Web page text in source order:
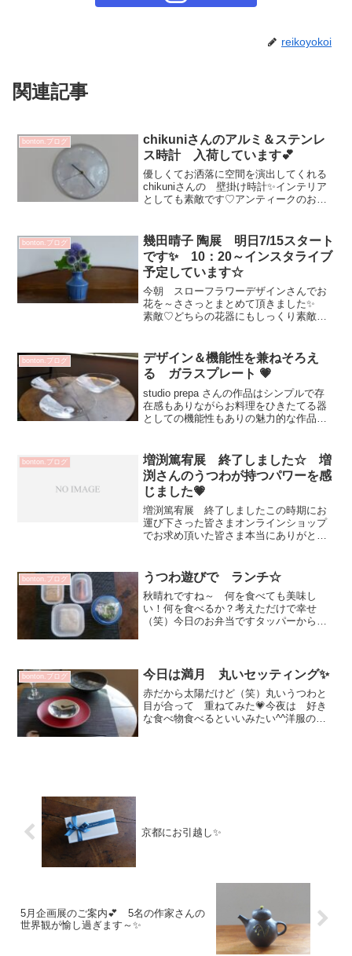
reikoyokoi
関連記事
bonton.ブログ
chikuniさんのアルミ＆ステンレ
ス時計 入荷しています💕
優しくてお洒落に空間を演出してくれる
chikuniさんの 壁掛け時計✨インテリア
としても素敵です♡アンティークのお皿
てアルミやステンレスが キリリとカッ
コ良い表情に！色...
bonton.ブログ
幾田晴子 陶展 明日7/15スタート
です✨ 10：20～インスタライブ
予定しています☆
今朝 スローフラワーデザインさんでお
花を～ささっとまとめて頂きました✨
素敵♡どちらの花器にもしっくり素敵で
れる 優れモノ花器💕素敵♡白瓷たわみ
7.5寸鉢 フォルムが美...
bonton.ブログ
デザイン＆機能性を兼ねそろえ
る ガラスプレート 💗
studio prepa さんの作品はシンプルで存
在感もありながらお料理をひきたてる器
としての機能性もありの魅力的な作品ば
桃を丁寧にむき盛り付けて使ったり☆た
だカットし...
bonton.ブログ
増渕篤宥展 終了しました☆ 増
渕さんのうつわが持つパワーを感
じました💗
増渕篤宥展 終了しましたこの時期にお
運び下さった皆さまオンラインショップ
でお求め頂いた皆さま本当にありがとう
い！ ありがとうございました💕増渕さ
んの作品が持つパワーを感...
bonton.ブログ うつわ遊びで ランチ☆
秋晴れですね～ 何を食べても美味し
い！何を食べるか？考えただけで幸せ
（笑）今日のお弁当ですタッパーから、
て原稔さんの 金彩三島...
bonton.ブログ 今日は満月 丸いセッティング✨
赤だから太陽だけど（笑）丸いうつわと
目が合って 重ねてみた💗今夜は 好き
な食べ物食べるといいみたい^^洋服の色
京都にお引越し✨
5月企画展のご案内💕 5名の作家さんの
世界観が愉し過ぎます～✨